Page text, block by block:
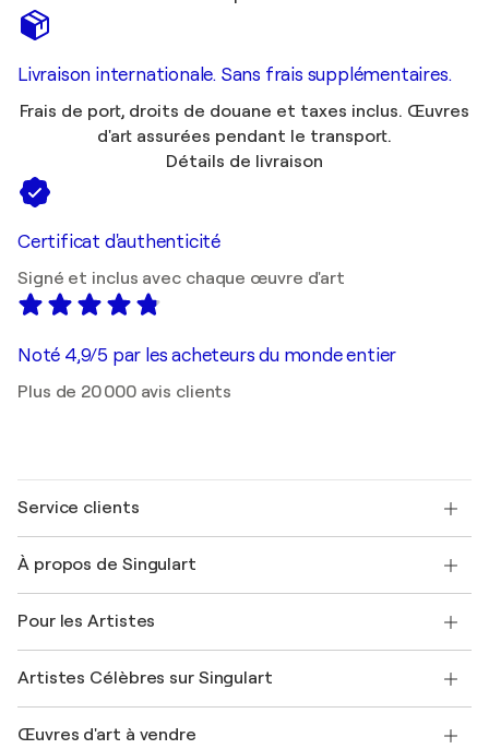
Livraison internationale. Sans frais supplémentaires.
Frais de port, droits de douane et taxes inclus. Œuvres
d'art assurées pendant le transport.
Détails de livraison
Certificat d'authenticité
Signé et inclus avec chaque œuvre d'art
Noté 4,9/5 par les acheteurs du monde entier
Plus de 20 000 avis clients
Service clients
Expédition
Offrir une carte cadeau
Rejoignez notre programme commercial
Mon compte
+33 1 76 44 06 42
À propos de Singulart
FAQ
Magazine Singulart
Emplois
Découvrez une sélection d'art original
Pour les Artistes
Se connecter en tant qu'Artiste
Artistes Célèbres sur Singulart
Marc Chagall
Œuvres d'art à vendre